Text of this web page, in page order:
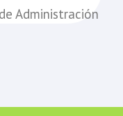
Administración